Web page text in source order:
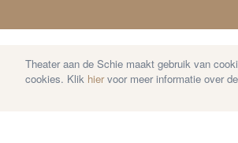
© Copyright 2026 Theater aan
Theater aan de Schie maakt gebruik van
cookies. Klik hiervoor meer informatie over